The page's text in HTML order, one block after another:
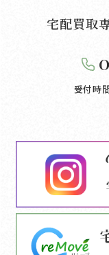
宅配買取
受付時